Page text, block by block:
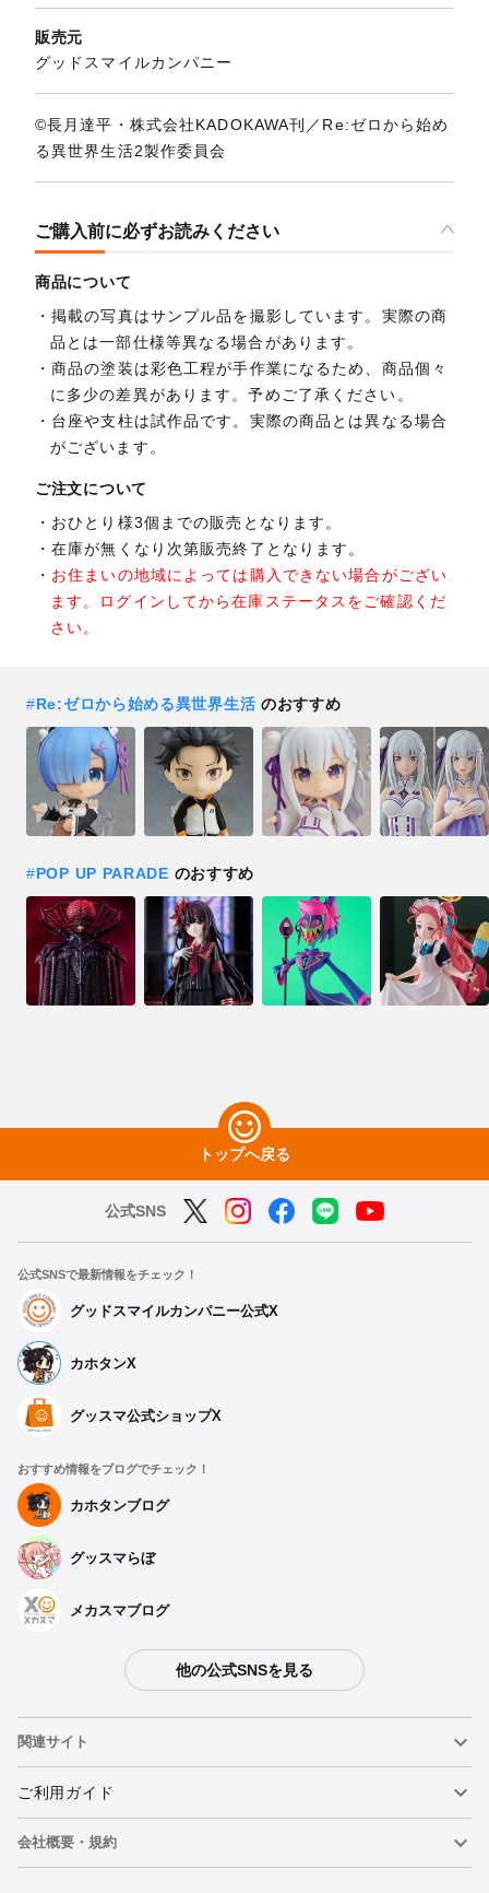
販売元
グッドスマイルカンパニー
©長月達平・株式会社KADOKAWA刊／Re:ゼロから始め
る異世界生活2製作委員会
ご購入前に必ずお読みください
商品について
掲載の写真はサンプル品を撮影しています。実際の商
品とは一部仕様等異なる場合があります。
商品の塗装は彩色工程が手作業になるため、商品個々
に多少の差異があります。予めご了承ください。
台座や支柱は試作品です。実際の商品とは異なる場合
がございます。
ご注文について
おひとり様3個までの販売となります。
在庫が無くなり次第販売終了となります。
お住まいの地域によっては購入できない場合がござい
ます。ログインしてから在庫ステータスをご確認くだ
さい。
#Re:ゼロから始める異世界生活 のおすすめ
#POP UP PARADE のおすすめ
トップへ戻る
公式SNS
公式SNSで最新情報をチェック！
グッドスマイルカンパニー公式X
カホタンX
グッスマ公式ショップX
おすすめ情報をブログでチェック！
カホタンブログ
グッスマらぼ
メカスマブログ
他の公式SNSを見る
関連サイト
ねんどろいど
ねんどろいどフェイスメーカー
ご利用ガイド
重要なお知らせ
会社概要・規約